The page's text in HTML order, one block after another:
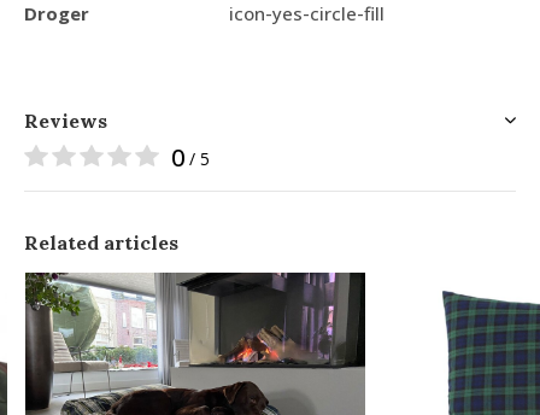
Droger
icon-yes-circle-fill
Reviews
0 / 5
Related articles